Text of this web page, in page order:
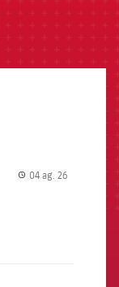
04 ag. 26